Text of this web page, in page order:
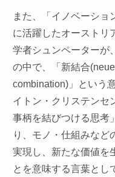
また、「イノベーショ
に活躍したオーストリ
学者シュンペーターが
の中で、「新結合
combination)」という
イトン・クリステンセ
事柄を結びつける思考
り、モノ・仕組みなど
実現し、新たな価値を
とを意味する言葉とし